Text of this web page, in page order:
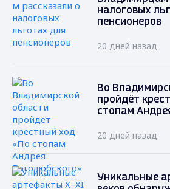
налоговых
пенсионеров
20 дней назад
Во
пройдёт
стопам
20 дней назад
Уникальные